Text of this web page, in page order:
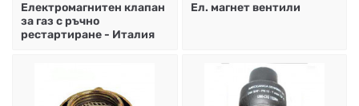
Електромагнитен клапан
за газ с ръчно
рестартиране - Италия
Ел. магнет вентили